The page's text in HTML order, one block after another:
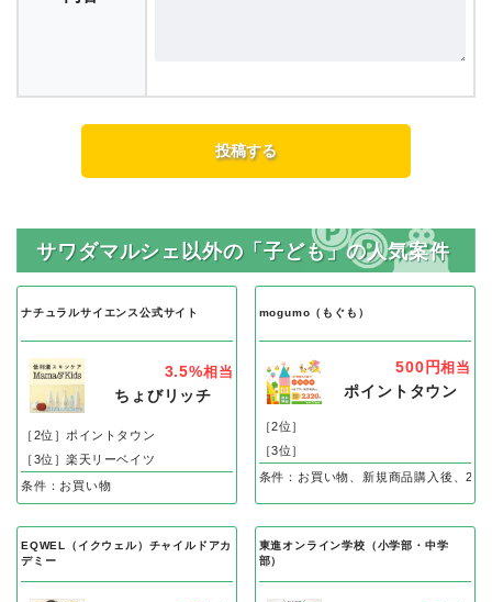
サワダマルシェ以外の「子ども」の人気案件
ナチュラルサイエンス公式サイト
3.5%相当
ちょびリッチ
［2位］ポイントタウン
［3位］楽天リーベイツ
条件：お買い物
mogumo（もぐも）
500円相当
ポイントタウン
［2位］
［3位］
条件：お買い物、新規商品購入後、2回
EQWEL（イクウェル）チャイルドアカ
デミー
東進オンライン学校（小学部・中学
部）